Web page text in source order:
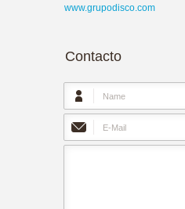
www.grupodisco.com
Contacto